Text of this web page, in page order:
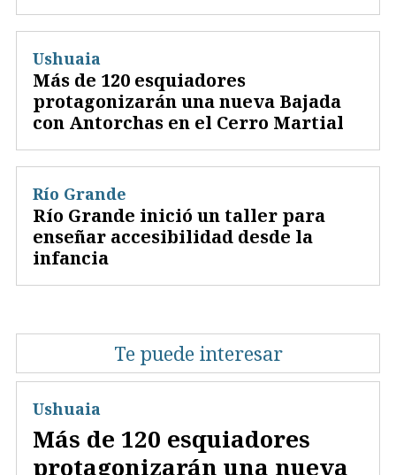
Más de 120 esquiadores
protagonizarán una nueva Bajada
con Antorchas en el Cerro Martial
Ushuaia
Río Grande inició un taller para
enseñar accesibilidad desde la
infancia
Río Grande
Te puede interesar
Más de 120 esquiadores
protagonizarán una nueva
Ushuaia